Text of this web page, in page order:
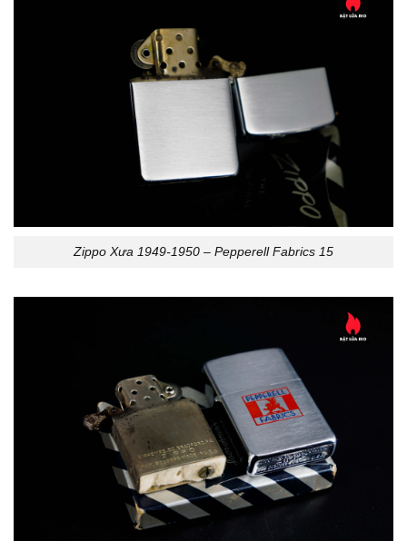
Zippo Xưa 1949-1950 – Pepperell Fabrics 15